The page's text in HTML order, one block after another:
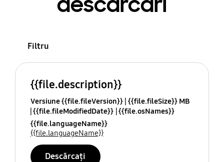
Filtru
{{file.description}}
Versiune {{file.fileVersion}} {{file.fileSize}} MB
{{file.fileModifiedDate}} {{file.osNames}}
{{file.languageName}}
{{file.languageName}}
Descărcați